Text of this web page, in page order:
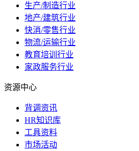
生产/制造行业
地产/建筑行业
快消/零售行业
物流/运输行业
教育培训行业
家政服务行业
资源中心
背调资讯
HR知识库
工具资料
市场活动